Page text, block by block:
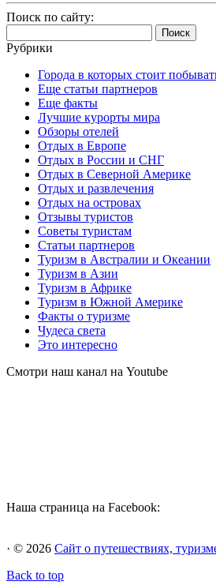
Поиск по сайту:
Рубрики
Города в которых стоит
Еще статьи партнеров
Еще факты
Лучшие курорты мира
Обзоры отелей
Отдых в Европе
Отдых в России и СНГ
Отдых в Северной Америке
Отдых и развлечения
Отдых на островах
Отзывы туристов
Советы туристам
Статьи партнеров
Туризм в Австралии и Океании
Туризм в Азии
Туризм в Африке
Туризм в Южной Америке
Факты о туризме
Чудеса света
Это интересно
Смотри наш канал на Youtube
Наша страница на Facebook:
· © 2026 Сайт о путешествиях,
Back to top